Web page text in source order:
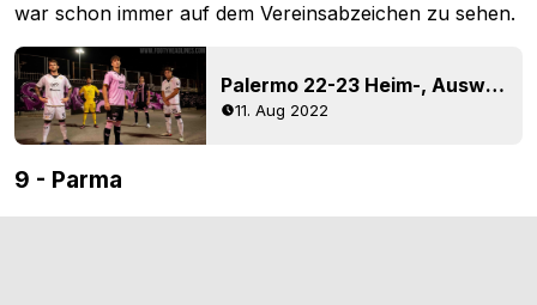
war schon immer auf dem Vereinsabzeichen zu sehen.
Palermo 22-23 Heim-, Auswärts- und Ausweichtrikots enthüllt
11. Aug 2022
9 - Parma